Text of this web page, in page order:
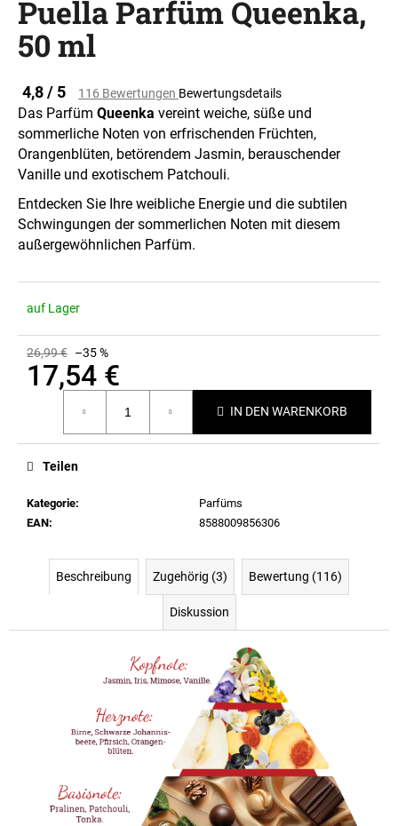
Puella Parfüm Queenka,
50 ml
Die
durchschnittliche
Produktbewertung
ist
0,0
von
Sternen.
4,8 / 5 116 Bewertungen Bewertungsdetails
Das Parfüm Queenka vereint weiche, süße und
sommerliche Noten von erfrischenden Früchten,
Orangenblüten, betörendem Jasmin, berauschender
Vanille und exotischem Patchouli.
Entdecken Sie Ihre weibliche Energie und die subtilen
Schwingungen der sommerlichen Noten mit diesem
außergewöhnlichen Parfüm.
auf Lager
26,99 € –35 %
17,54 €
IN DEN WARENKORB
Kategorie:
Parfüms
EAN: 8588009856306
Teilen
Beschreibung Zugehörig (3) Bewertung (116)
Diskussion
W
i
r
e
m
p
e
h
e
n